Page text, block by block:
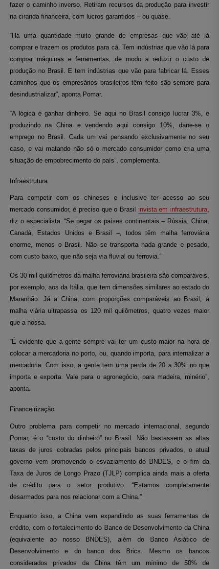
fazer o caminho inverso. Retiram recursos da produção para investir
na ciranda financeira, com lucros garantidos – ou quase.
“Há uma quantidade muito grande de empresas que vão até lá
comprar e trazem os produtos para cá. Tem indústrias que vão lá para
comprar máquinas e ferramentas, de modo a reduzir o custo de
produção no Brasil. E tem indústrias que vão para fabricar lá. Esses
caminhos que os empresários brasileiros têm feito são sempre para
desindustrializar”, aponta Pomar.
“A lógica é ganhar dinheiro. Se aqui no Brasil consigo lucrar 3%, e
produzindo na China e vendendo aqui consigo 10%, dane-se o
emprego no Brasil. Cada um vai pensando exclusivamente no seu
caso, e vai matando não só o mercado consumidor como cria uma
situação de empobrecimento do país”, complementa.
Infraestrutura
Para competir com os chineses e inclusive ter acesso ao seu
mercado consumidor, é preciso que o Brasil invista em infraestrutura,
diz o especialista. “Se pegar os países continentais – Rússia, China,
Canadá, Estados Unidos e Brasil –, todos têm malha ferroviária
enorme, menos o Brasil. Não se transporta nada grande e pesado,
com custo baixo, que não seja via fluvial ou ferrovia.”
Os 30 mil quilômetros da malha ferroviária brasileira são comparáveis,
por exemplo, aos da Itália, que tem dimensões similares ao estado do
Maranhão. Já a China, com proporções comparáveis ao Brasil, a
malha viária ultrapassa os 120 mil quilômetros, quatro vezes maior
que a nossa.
“É evidente que a gente sempre vai ter um custo maior na hora de
colocar a mercadoria no porto, ou, quando importa, para internalizar a
mercadoria. Com isso, a gente tem uma perda de 20 a 30% no que
importa e exporta. Vale para o agronegócio, para madeira, minério”,
aponta.
Financeirização
Outro problema para competir no mercado internacional, segundo
Pomar, é o “custo do dinheiro” no Brasil. Não bastassem as altas
taxas de juros cobradas pelos principais bancos privados, o atual
governo vem promovendo o esvaziamento do BNDES, e o fim da
Taxa de Juros de Longo Prazo (TJLP) complica ainda mais a oferta
de crédito para o setor produtivo. “Estamos completamente
desarmados para nos relacionar com a China.”
Enquanto isso, a China vem expandindo as suas ferramentas de
crédito, com o fortalecimento do Banco de Desenvolvimento da China
(equivalente ao nosso BNDES), além do Banco Asiático de
Desenvolvimento e do banco dos Brics. Mesmo os bancos
considerados privados da China têm um mínimo de 50% de